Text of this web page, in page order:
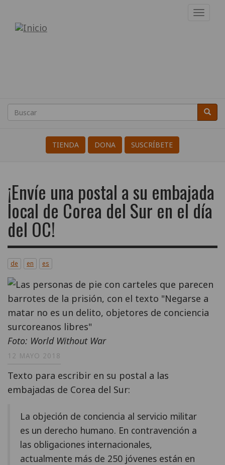
contenido
Internacional
a
la
Guerra
Search
Buscar
TIENDA DONA SUSCRÍBETE
¡Envíe una postal a su embajada
local de Corea del Sur en el día
del OC!
de en es
Foto: World Without War
12 MAYO 2018
Texto para escribir en su postal a las
embajadas de Corea del Sur:
La objeción de conciencia al servicio militar
es un derecho humano. En contravención a
las obligaciones internacionales,
actualmente más de 250 jóvenes están en